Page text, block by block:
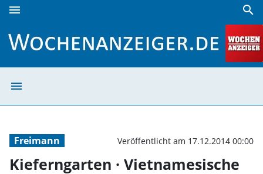
menu search
menu
Freimann Veröffentlicht am 17.12.2014 00:00
Kieferngarten · Vietnamesische